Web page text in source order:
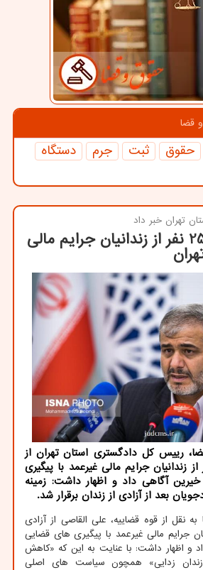
قضا
حقوق ثبت جرم
دستگاه
تهران خبر داد
آزادی هزار و 254 نفر از زندانیان جرایم مالی
رییس کل دادگستری استان تهران از
هزار و ۲۵۴ نفر از زندانیان جرایم مالی غیرعمد با پیگیری
آگاهی داد و اظهار داشت: زمینه
نقل از قوه قضاییه، علی القاصی از آزادی
از زندایان جرایم مالی غیرعمد با پیگیری های قضایی
و اظهار داشت: با عنایت به این که «کاهش
زدایی» همچون سیاست های اصلی